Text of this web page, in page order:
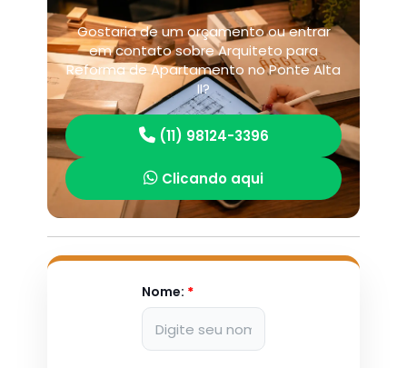
Gostaria de um orçamento ou entrar
em contato sobre Arquiteto para
Reforma de Apartamento no Ponte Alta
II?
(11) 98124-3396
Clicando aqui
Nome: *